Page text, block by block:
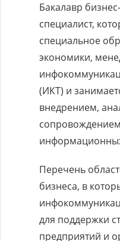
Бакалавр
специалист,
специальное
экономики,
(ИКТ) и
внедрением,
Перечень
бизнеса, в
для поддержки
предприятий и